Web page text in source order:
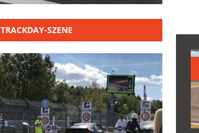
TRACKDAY-SZENE